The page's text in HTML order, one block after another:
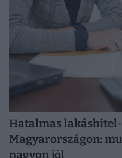
Hatalmas
Magyarországon:
nagyon jól